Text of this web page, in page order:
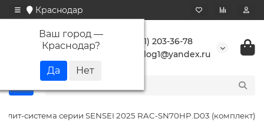
Краснодар
Ваш город —
Краснодар?
+7 (861) 203-36-78
buranlog1@yandex.ru
система серии SENSEI 2025 RAC-SN70HP.D03 (комплект)